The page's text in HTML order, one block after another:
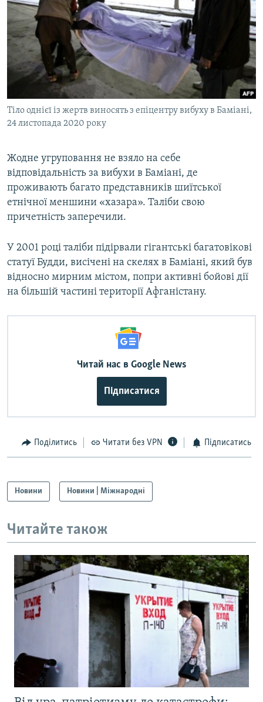
Тіло однієї із жертв виносять з епіцентру вибуху в Баміані,
24 листопада 2020 року
Жодне угруповання не взяло на себе
відповідальність за вибухи в Баміані, де
проживають багато представників шиїтської
етнічної меншини «хазара». Таліби свою
причетність заперечили.
У 2001 році таліби підірвали гігантські багатовікові
статуї Будди, висічені на скелях в Баміані, який був
відносно мирним містом, попри активні бойові дії
на більшій частині території Афганістану.
Читай нас в Google News
Підписатися
Поділитись Читати без VPN Підписатись
Новини Новини | Міжнародні
Читайте також